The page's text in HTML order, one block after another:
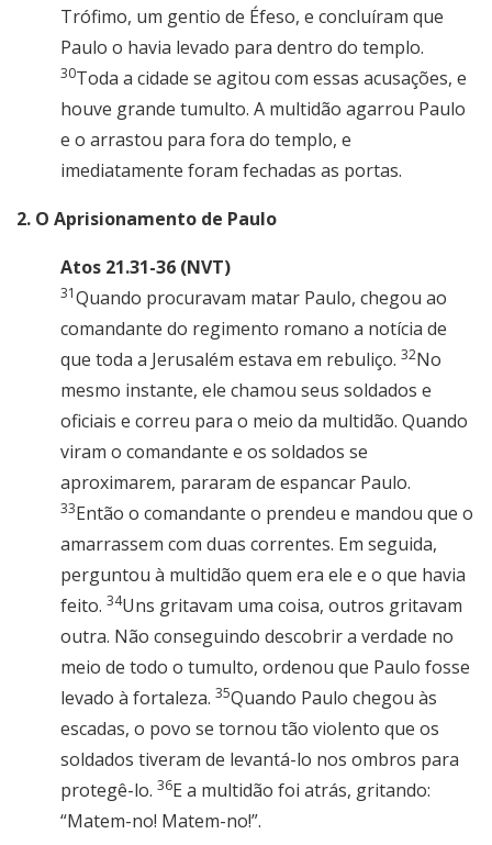
Trófimo, um gentio de Éfeso, e concluíram que
Paulo o havia levado para dentro do templo.
30Toda a cidade se agitou com essas acusações, e
houve grande tumulto. A multidão agarrou Paulo
e o arrastou para fora do templo, e
imediatamente foram fechadas as portas.
2. O Aprisionamento de Paulo
Atos 21.31-36 (NVT)
31Quando procuravam matar Paulo, chegou ao
comandante do regimento romano a notícia de
que toda a Jerusalém estava em rebuliço. 32No
mesmo instante, ele chamou seus soldados e
oficiais e correu para o meio da multidão. Quando
viram o comandante e os soldados se
aproximarem, pararam de espancar Paulo.
33Então o comandante o prendeu e mandou que o
amarrassem com duas correntes. Em seguida,
perguntou à multidão quem era ele e o que havia
feito. 34Uns gritavam uma coisa, outros gritavam
outra. Não conseguindo descobrir a verdade no
meio de todo o tumulto, ordenou que Paulo fosse
levado à fortaleza. 35Quando Paulo chegou às
escadas, o povo se tornou tão violento que os
soldados tiveram de levantá-lo nos ombros para
protegê-lo. 36E a multidão foi atrás, gritando:
“Matem-no! Matem-no!”.